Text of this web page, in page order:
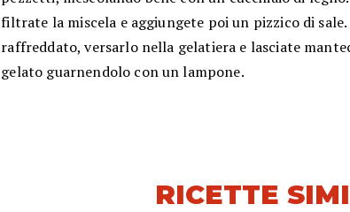
filtrate la miscela e aggiungete poi un pizzico di
raffreddato, versarlo nella gelatiera e lasciate
gelato guarnendolo con un lampone.
RICETTE